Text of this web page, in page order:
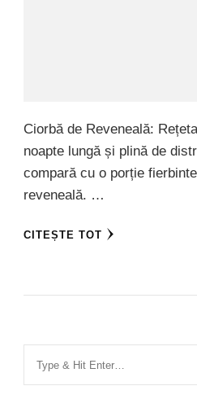
Ciorbă de Reveneală:
noapte lungă și plină de
compară cu o porție
reveneală. …
CITEȘTE TOT